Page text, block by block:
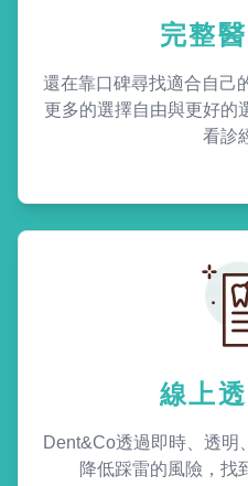
完整
還在靠口碑尋找適合自己
更多的選擇自由與更好的
看診
線上
Dent&Co透過即時、透明
降低踩雷的風險，找